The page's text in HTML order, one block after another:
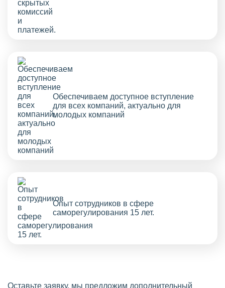
Обеспечиваем доступное вступление
для всех компаний, актуально для
молодых компаний
Опыт сотрудников в сфере
саморегулирования 15 лет.
Оставьте заявку, мы предложим дополнительный